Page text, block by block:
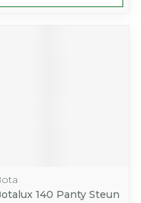
140 Panty Steun